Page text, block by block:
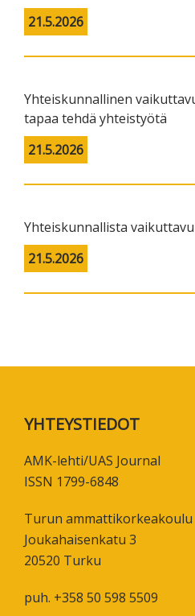
21.5.2026
Yhteiskunnallinen
tapaa tehdä yhteistyötä
21.5.2026
Yhteiskunnallista
21.5.2026
Footer
YHTEYSTIEDOT
AMK-lehti/UAS Journal
ISSN 1799-6848
Turun ammattikorkeakoulu
Joukahaisenkatu 3
20520 Turku
puh. +358 50 598 5509